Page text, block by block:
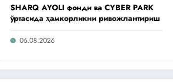
SHARQ AYOLI фонди ва CYBER PARK
ўртасида ҳамкорликни ривожлантириш
06.08.2026